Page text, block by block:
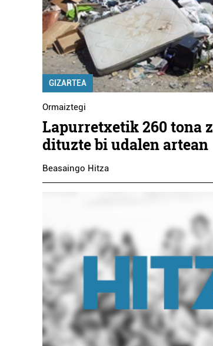
GIZARTEA
Ormaiztegi
Lapurretxetik 260 tona
dituzte bi udalen artean
Beasaingo Hitza